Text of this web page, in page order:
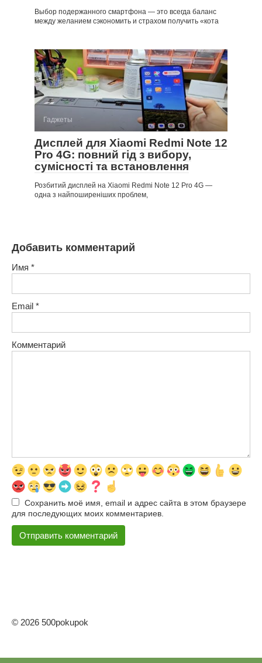
Выбор подержанного смартфона — это всегда баланс
между желанием сэкономить и страхом получить «кота
Гаджеты
Дисплей для Xiaomi Redmi Note 12
Pro 4G: повний гід з вибору,
сумісності та встановлення
Розбитий дисплей на Xiaomi Redmi Note 12 Pro 4G —
одна з найпоширеніших проблем,
Добавить комментарий
Имя *
Email *
Комментарий
Сохранить моё имя, email и адрес сайта в этом браузере
для последующих моих комментариев.
© 2026 500pokupok